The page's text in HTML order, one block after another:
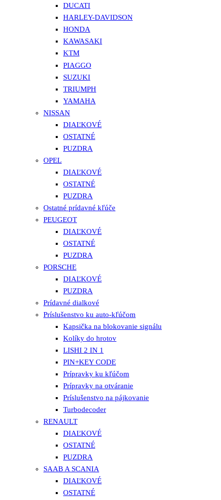
DUCATI
HARLEY-DAVIDSON
HONDA
KAWASAKI
KTM
PIAGGO
SUZUKI
TRIUMPH
YAMAHA
NISSAN
DIAĽKOVÉ
OSTATNÉ
PUZDRA
OPEL
DIAĽKOVÉ
OSTATNÉ
PUZDRA
Ostatné prídavné kľúče
PEUGEOT
DIAĽKOVÉ
OSTATNÉ
PUZDRA
PORSCHE
DIAĽKOVÉ
PUZDRA
Prídavné dialkové
Príslušenstvo ku auto-kľúčom
Kapsička na blokovanie signálu
Kolíky do hrotov
LISHI 2 IN 1
PIN+KEY CODE
Prípravky ku kľúčom
Prípravky na otváranie
Príslušenstvo na pájkovanie
Turbodecoder
RENAULT
DIAĽKOVÉ
OSTATNÉ
PUZDRA
SAAB A SCANIA
DIAĽKOVÉ
OSTATNÉ